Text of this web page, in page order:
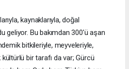
kaynaklarıyla, doğal
geliyor. Bu bakımdan 300'ü aşan
bitkileriyle, meyveleriyle,
bir tarafı da var; Gürcü